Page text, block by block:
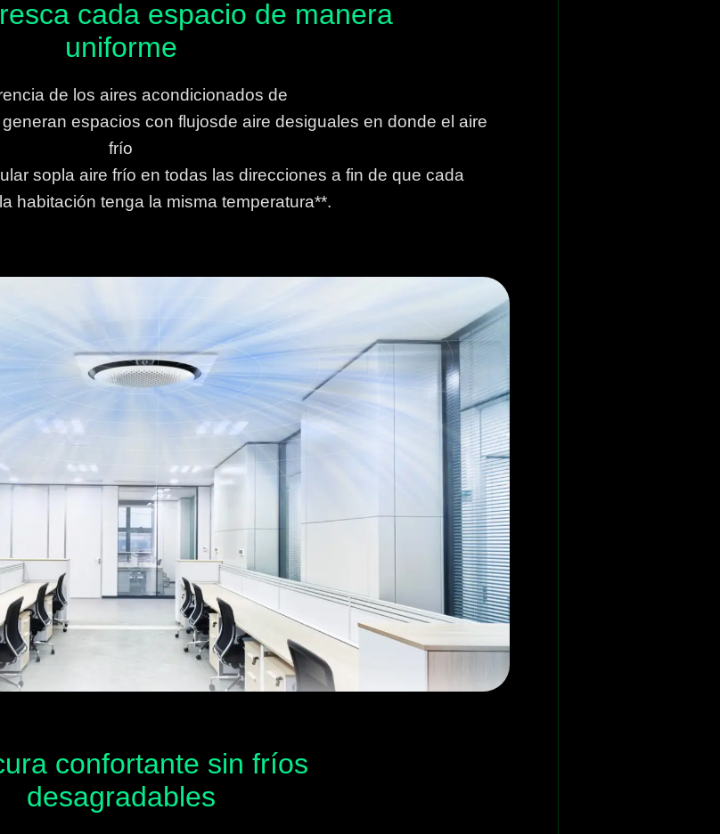
cada espacio de manera
uniforme
de los aires acondicionados de
espacios con flujosde aire desiguales en donde el aire
frío
sopla aire frío en todas las direcciones a fin de que cada
habitación tenga la misma temperatura**.
confortante sin fríos
desagradables